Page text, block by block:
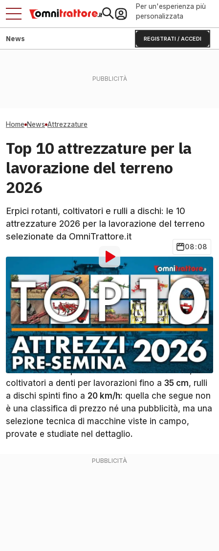
Per un'esperienza più
personalizzata
REGISTRATI / ACCEDI
News
Home News Attrezzature
Top 10 attrezzature per la
lavorazione del terreno
2026
Erpici rotanti, coltivatori e rulli a dischi: le 10
attrezzature 2026 per la lavorazione del terreno
selezionate da OmniTrattore.it
08:08
Di : Cristian Furini
5 Apr alle10:07
Aggiungi OmniTrattore alle
fonti preferite su Google
Condividi
Il mercato delle attrezzature per la preparazione del
letto di semina non si era mai mosso così
velocemente. Erpici rotanti da sei e dieci metri,
coltivatori a denti per lavorazioni fino a 35 cm, rulli
a dischi spinti fino a 20 km/h: quella che segue non
è una classifica di prezzo né una pubblicità, ma una
selezione tecnica di macchine viste in campo,
provate e studiate nel dettaglio.